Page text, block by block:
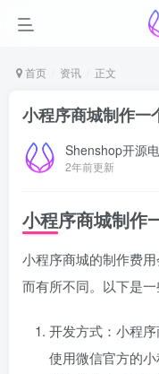
首页 资讯 正文
小程序商城制作一
Shenshop开源
2年前更新
小程序商城制作
小程序商城的制作费
而有所不同。以下是
开发方式：小程
使用微信官方的